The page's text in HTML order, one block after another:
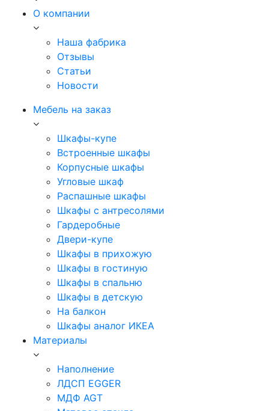
О компании
Наша фабрика
Отзывы
Статьи
Новости
Мебель на заказ
Шкафы-купе
Встроенные шкафы
Корпусные шкафы
Угловые шкаф
Распашные шкафы
Шкафы с антресолями
Гардеробные
Двери-купе
Шкафы в прихожую
Шкафы в гостиную
Шкафы в спальню
Шкафы в детскую
На балкон
Шкафы аналог ИКЕА
Материалы
Наполнение
ЛДСП EGGER
МДФ AGT